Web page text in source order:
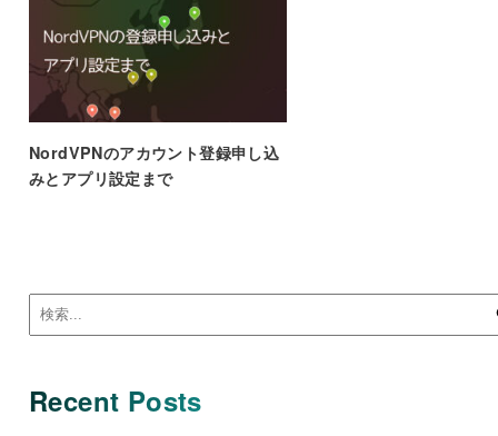
NordVPNのアカウント登録申し込
みとアプリ設定まで
Recent Posts